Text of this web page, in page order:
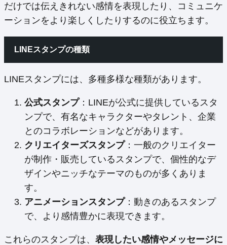
だけでは伝えきれない感情を表現したり、コミュニケ
ーションをより楽しくしたりするのに役立ちます。
LINEスタンプの種類
LINEスタンプには、多種多様な種類があります。
公式スタンプ：LINEが公式に提供しているスタ
ンプで、有名なキャラクターやタレント、企業
とのコラボレーションなどがあります。
クリエイターズスタンプ：一般のクリエイター
が制作・販売しているスタンプで、個性的なデ
ザインやニッチなテーマのものが多くありま
す。
アニメーションスタンプ：動きのあるスタンプ
で、より感情豊かに表現できます。
これらのスタンプは、 表現したい感情やメッセージに